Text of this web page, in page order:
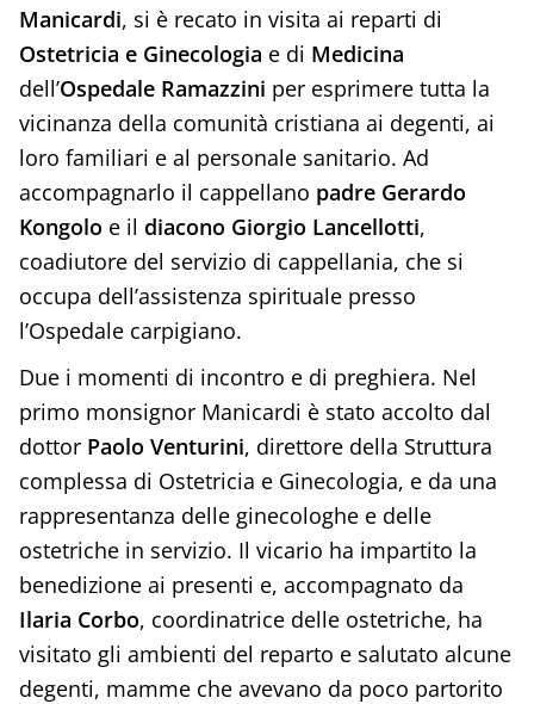
Manicardi, si è recato in visita ai reparti di
Ostetricia e Ginecologia e di Medicina
dell’Ospedale Ramazzini per esprimere tutta la
vicinanza della comunità cristiana ai degenti, ai
loro familiari e al personale sanitario. Ad
accompagnarlo il cappellano padre Gerardo
Kongolo e il diacono Giorgio Lancellotti,
coadiutore del servizio di cappellania, che si
occupa dell’assistenza spirituale presso
l’Ospedale carpigiano.
Due i momenti di incontro e di preghiera. Nel
primo monsignor Manicardi è stato accolto dal
dottor Paolo Venturini, direttore della Struttura
complessa di Ostetricia e Ginecologia, e da una
rappresentanza delle ginecologhe e delle
ostetriche in servizio. Il vicario ha impartito la
benedizione ai presenti e, accompagnato da
Ilaria Corbo, coordinatrice delle ostetriche, ha
visitato gli ambienti del reparto e salutato alcune
degenti, mamme che avevano da poco partorito